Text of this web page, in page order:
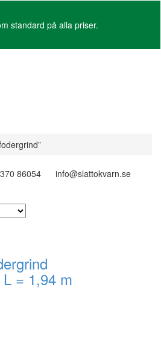
standard på alla priser.
86054
info@slattokvarn.se
= 1,94 m